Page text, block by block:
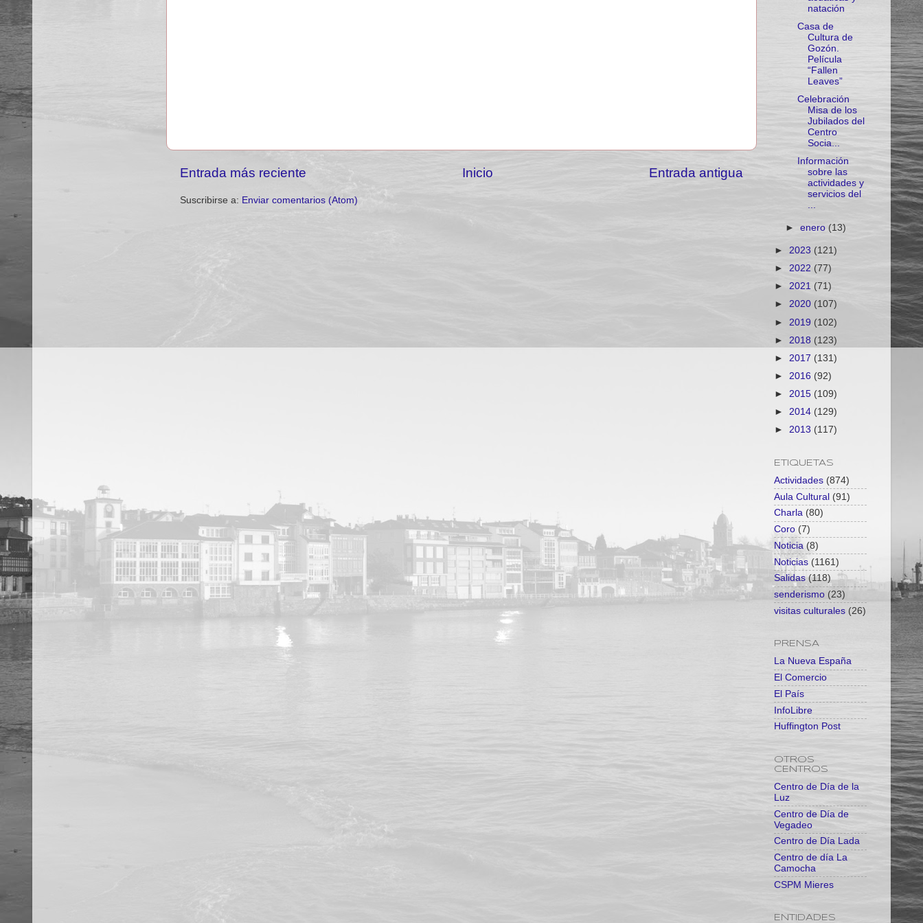
Entrada más reciente Entrada antigua
Inicio
Suscribirse a: Enviar comentarios (Atom)
natación
Casa de
Cultura de
Gozón.
Película
“Fallen
Leaves”
Celebración
Misa de los
Jubilados del
Centro
Socia...
Información
sobre las
actividades y
servicios del
...
►enero(13)
► 2023 (121)
► 2022 (77)
► 2021 (71)
► 2020 (107)
► 2019 (102)
► 2018 (123)
► 2017 (131)
► 2016 (92)
► 2015 (109)
► 2014 (129)
► 2013 (117)
ETIQUETAS
Actividades (874)
Aula Cultural (91)
Charla (80)
Coro (7)
Noticia (8)
Noticias (1161)
Salidas (118)
senderismo (23)
visitas culturales (26)
PRENSA
La Nueva España
El Comercio
El País
InfoLibre
Huffington Post
OTROS
CENTROS
Centro de Día de la
Luz
Centro de Día de
Vegadeo
Centro de Día Lada
Centro de día La
Camocha
CSPM Mieres
ENTIDADES